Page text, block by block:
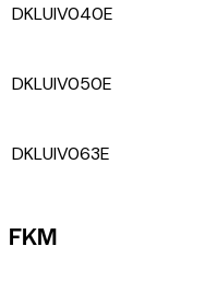
DKLUIV040E
DKLUIV050E
DKLUIV063E
FKM